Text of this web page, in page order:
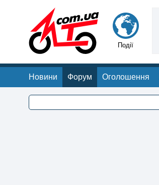
Події
Новини Форум Оголошення